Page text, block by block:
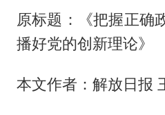
原标题：《把握正确
播好党的创新理论》
本文作者：解放日报